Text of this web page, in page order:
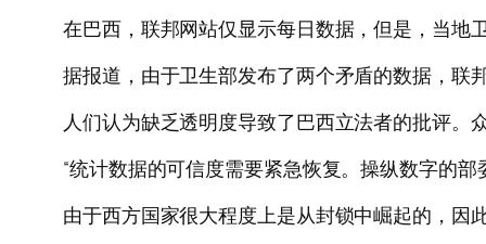
在巴西，联邦网站仅显示每日数据，但是，当地
据报道，由于卫生部发布了两个矛盾的数据，联
人们认为缺乏透明度导致了巴西立法者的批评。
“统计数据的可信度需要紧急恢复。操纵数字的
由于西方国家很大程度上是从封锁中崛起的，因